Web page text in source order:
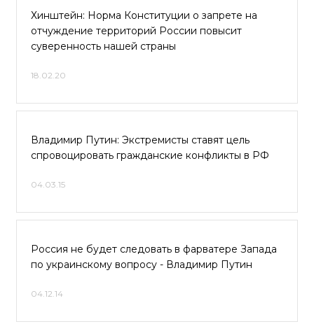
Хинштейн: Норма Конституции о запрете на
отчуждение территорий России повысит
суверенность нашей страны
18.02.20
Владимир Путин: Экстремисты ставят цель
спровоцировать гражданские конфликты в РФ
04.03.15
Россия не будет следовать в фарватере Запада
по украинскому вопросу - Владимир Путин
04.12.14